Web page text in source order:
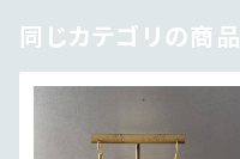
同じカテゴリの商品